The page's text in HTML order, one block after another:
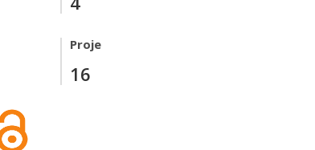
Proje
16